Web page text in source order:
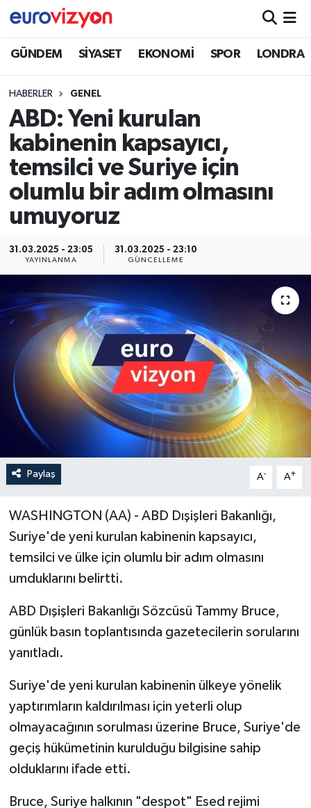
GÜNDEM SİYASET EKONOMİ SPOR LONDRA
HABERLER GENEL
ABD: Yeni kurulan
kabinenin kapsayıcı,
temsilci ve Suriye için
olumlu bir adım olmasını
umuyoruz
31.03.2025 - 23:05
YAYINLANMA
31.03.2025 - 23:10
GÜNCELLEME
Paylaş A- A+
WASHINGTON (AA) - ABD Dışişleri Bakanlığı,
Suriye'de yeni kurulan kabinenin kapsayıcı,
temsilci ve ülke için olumlu bir adım olmasını
umduklarını belirtti.
ABD Dışişleri Bakanlığı Sözcüsü Tammy Bruce,
günlük basın toplantısında gazetecilerin sorularını
yanıtladı.
Suriye'de yeni kurulan kabinenin ülkeye yönelik
yaptırımların kaldırılması için yeterli olup
olmayacağının sorulması üzerine Bruce, Suriye'de
geçiş hükümetinin kurulduğu bilgisine sahip
olduklarını ifade etti.
Bruce, Suriye halkının "despot" Esed rejimi